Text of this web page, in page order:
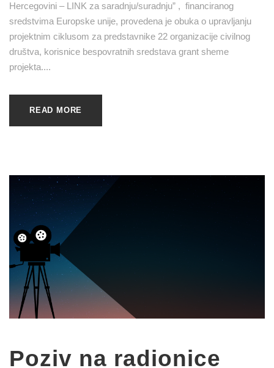
Hercegovini – LINK za saradnju/suradnju” , financiranog
sredstvima Europske unije, provedena je obuka o upravljanju
projektnim ciklusom za predstavnike 22 organizacije civilnog
društva, korisnice bespovratnih sredstava grant sheme
projekta....
READ MORE
Poziv na radionice